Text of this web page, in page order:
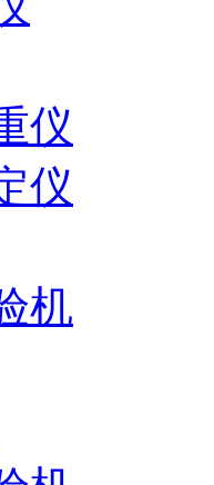
仪
仪
机